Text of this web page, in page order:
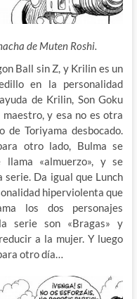
de Muten Roshi.
Ball sin Z, y Krilin es un
en la personalidad
de Krilin, Son Goku
y esa no es otra
de Toriyama desbocado.
otro lado, Bulma se
llama «almuerzo», y se
Da igual que Lunch
hiperviolenta que
los dos personajes
serie son «Bragas» y
a la mujer. Y luego
otro día…